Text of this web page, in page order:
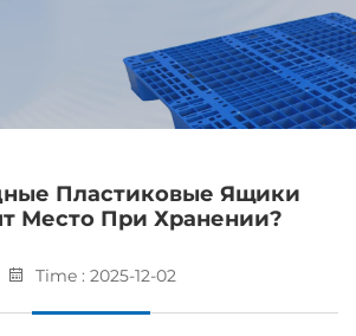
Пластиковые Ящики
Место При Хранении?
Time : 2025-12-02